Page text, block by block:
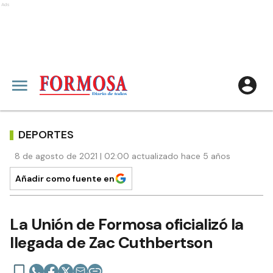
Ads
DEPORTES
8 de agosto de 2021 | 02:00 actualizado hace 5 años
Añadir como fuente en
La Unión de Formosa oficializó la
llegada de Zac Cuthbertson